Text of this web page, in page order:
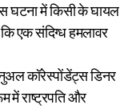
घटना में किसी के घायल
एक संदिग्ध हमलावर
कॉरेस्पोंडेंट्स डिनर
में राष्ट्रपति और